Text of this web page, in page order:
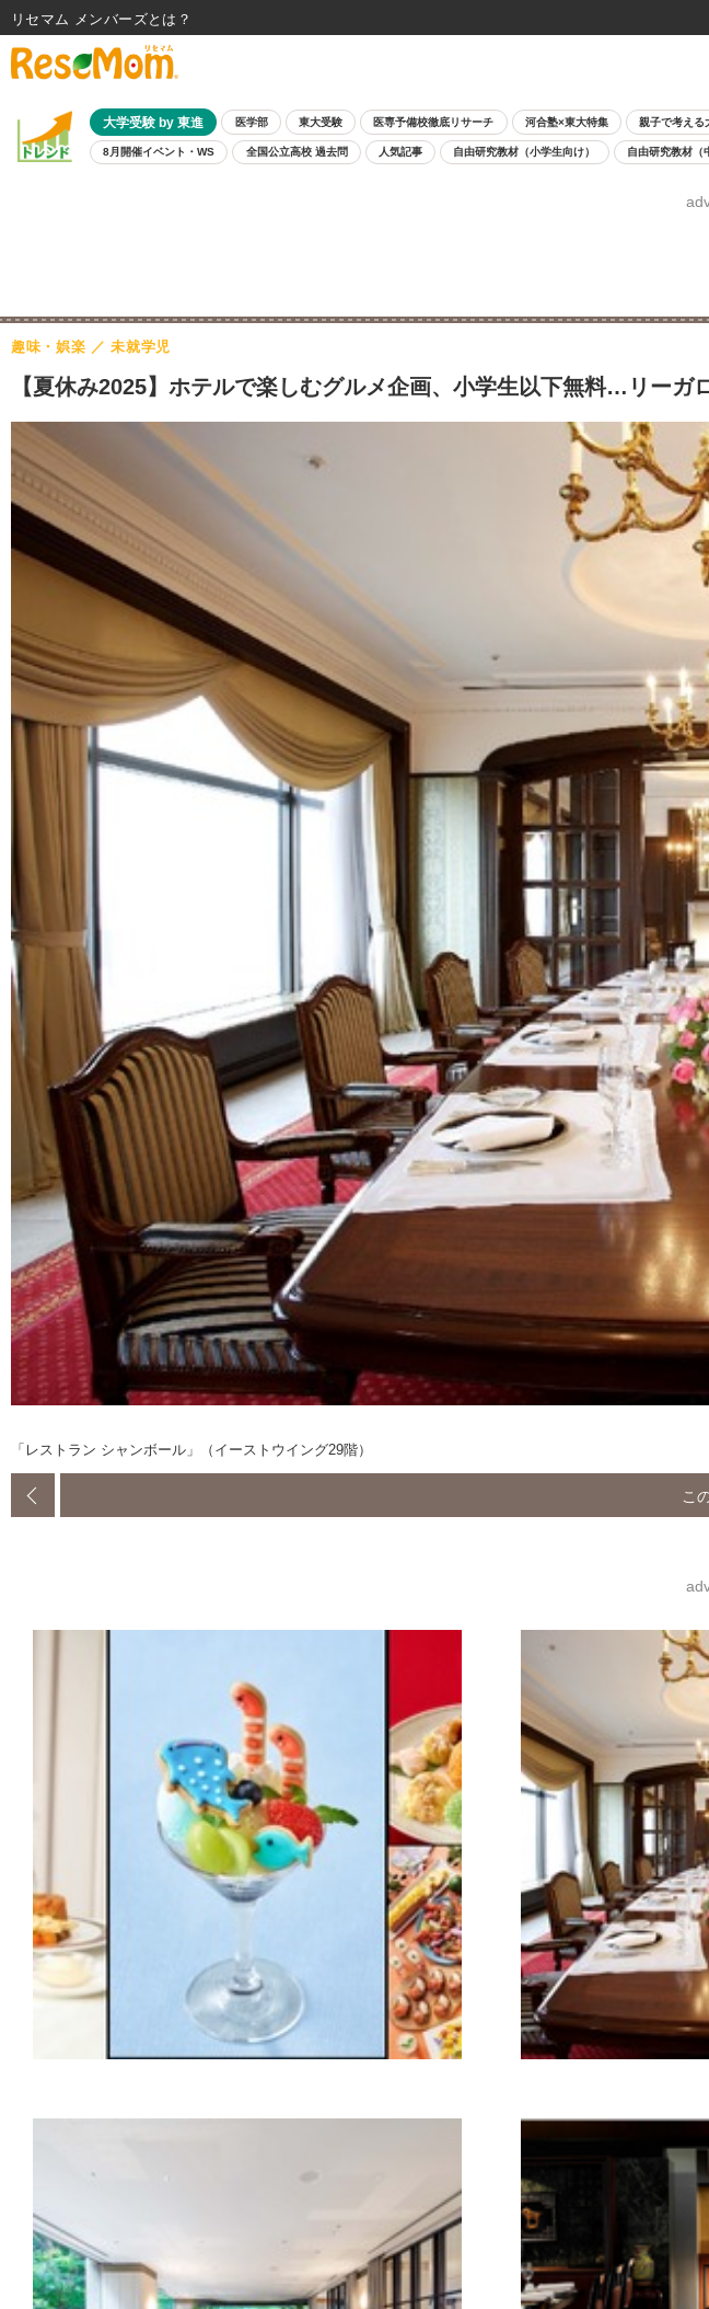
大学受験 by 東進 医学部 東大受験 医専予備校徹底リサーチ 河合塾×東大特集 親子で考える
8月開催イベント・WS 全国公立高校 過去問 人気記事 自由研究教材（小学生向け） 自由研究教材（
【夏休み2025】ホテルで楽しむグルメ企画、小学生以下無料…リーガ
趣味・娯楽 未就学児
「レストラン シャンボール」（イーストウイング29階）
こ
リセマム メンバーズ